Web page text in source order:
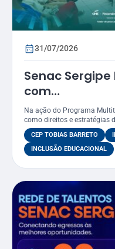
31/07/2026
Senac
com
foco
do CEP
Na ação do Programa
como direitos e estratégias
CEP TOBIAS BARRETO
INCLUSÃO EDUCACIONAL